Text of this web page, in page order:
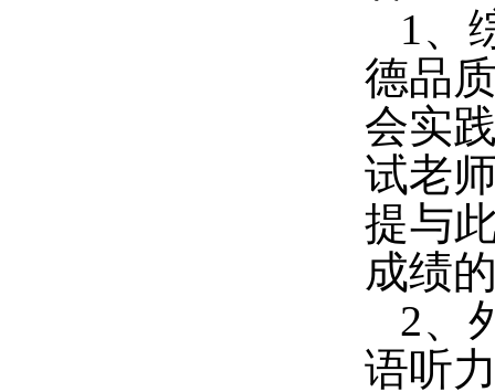
1、
德品
会实
试老
提与
成绩
2、
语听